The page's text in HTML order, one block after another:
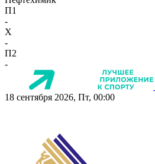
П1
-
X
-
П2
-
18 сентября 2026, Пт, 00:00